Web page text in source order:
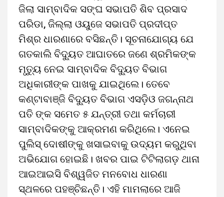
ଜିଲା ସାମ୍ବାଦିକ ସଙ୍ଘ ସଭାପତି ଶିବ ପ୍ରସାଦ
ପରିଡା, ଜିଲ୍ଲା ଓୟୁଜେ ସଭାପତି ପ୍ରଦୀପ୍ତ
ମିଶ୍ର ଧାରଣାରେ ବସିଛନ୍ତି। ସୂଚନାଯୋଗ୍ୟ ଯେ
ଗତକାଲି ବିଦ୍ୟୁତ ଆଘାତରେ ଜଣେ ଶ୍ରମିକଙ୍କ
ମୃତ୍ୟୁ ନେଇ ସାମ୍ବାଦିକ ବିଦ୍ୟୁତ ବିଭାଗ
ଅଧିକାରୀଙ୍କ ପାଖକୁ ଯାଇଥିଲେ। ତେବେ
କଣ୍ଟାବାଞ୍ଜି ବିଦ୍ୟୁତ ବିଭାଗ ଏସଡ଼ିଓ ଜଗନ୍ନାଥ
ପତି ଙ୍କ ସମେତ ୫ ଯନ୍ତ୍ରୀ ତଥା କର୍ମଚାରୀ
ସାମ୍ବାଦିକଙ୍କୁ ଆକ୍ରମଣ କରିଥିଲେ। ଏନେଇ
ପୁଲିସ୍ ଦୋଷୀଙ୍କୁ ଖସାଇବାକୁ ଉଦ୍ୟମ କରୁଥିବା
ଅଭିଯୋଗ ହୋଇଛି। ଖବର ପାଇ ଟିଟିଲାଗଡ଼ ଥାନା
ଆଇଆଇସି ବିଶ୍ୱଜିତ ମନବୋଧ ଧାରଣା
ସ୍ଥଳରେ ପହଞ୍ଚିଛନ୍ତି। ଏହି ମାମଲାରେ ଆଜି